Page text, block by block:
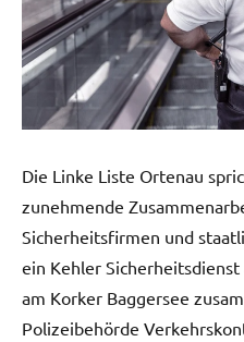
Die Linke Liste Ortenau
zunehmende
Sicherheitsfirmen und
ein Kehler
am Korker Baggersee
Polizeibehörde